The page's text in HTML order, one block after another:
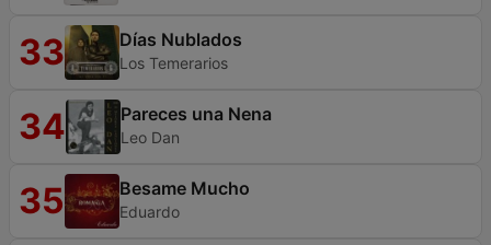
33 Días Nublados
Los Temerarios
34 Pareces una Nena
Leo Dan
35 Besame Mucho
Eduardo